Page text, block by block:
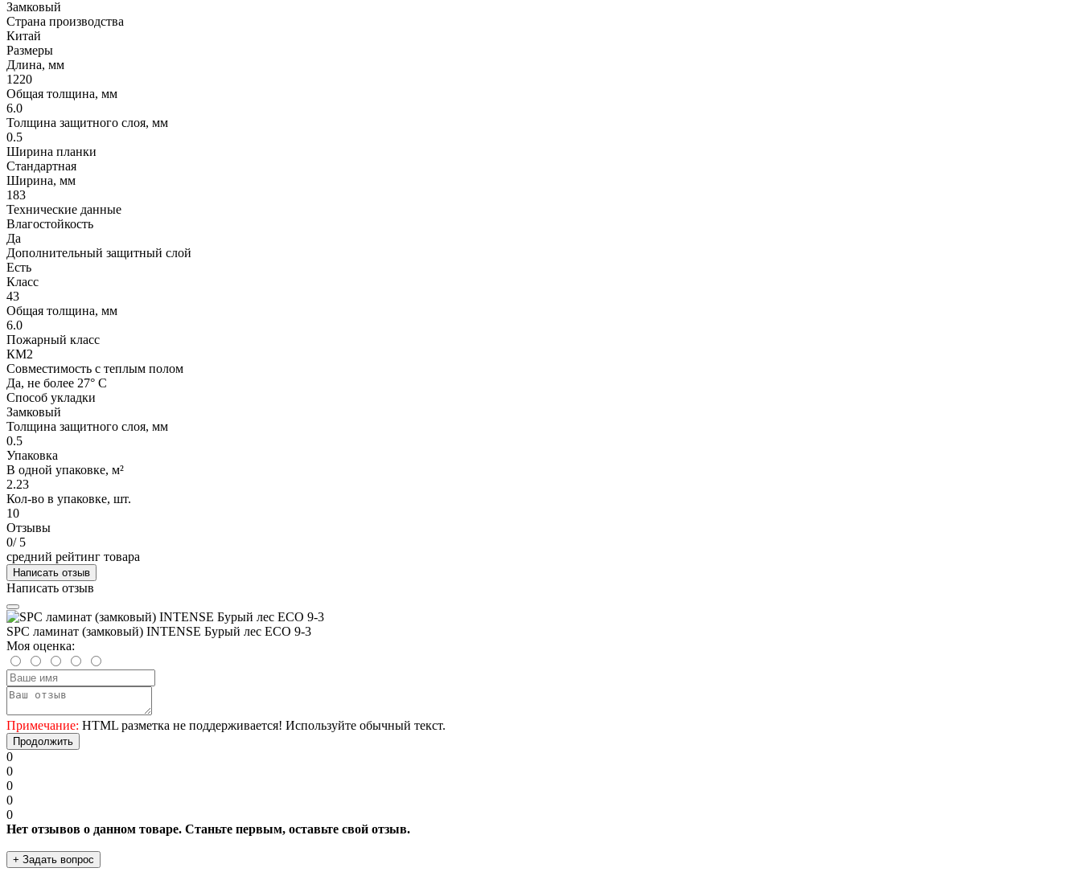
Замковый
Страна производства
Китай
Размеры
Длина, мм
1220
Общая толщина, мм
6.0
Толщина защитного слоя, мм
0.5
Ширина планки
Стандартная
Ширина, мм
183
Технические данные
Влагостойкость
Да
Дополнительный защитный слой
Есть
Класс
43
Общая толщина, мм
6.0
Пожарный класс
КМ2
Совместимость с теплым полом
Да, не более 27° С
Способ укладки
Замковый
Толщина защитного слоя, мм
0.5
Упаковка
В одной упаковке, м²
2.23
Кол-во в упаковке, шт.
10
Отзывы
0/ 5
средний рейтинг товара
Написать отзыв
Написать отзыв
SPC ламинат (замковый) INTENSE Бурый лес ECO 9-3
Моя оценка:
Примечание: HTML разметка не поддерживается! Используйте обычный текст.
Продолжить
0
0
0
0
0
Нет отзывов о данном товаре. Станьте первым, оставьте свой отзыв.
+ Задать вопрос